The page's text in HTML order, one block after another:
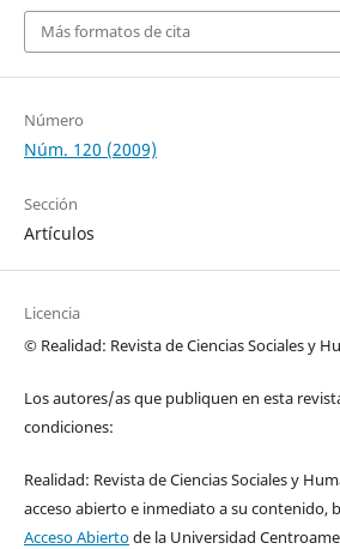
Más formatos de cita
Número
Núm. 120 (2009)
Sección
Artículos
Licencia
© Realidad: Revista de Ciencias Sociales y
Los autores/as que publiquen en esta
condiciones:
Realidad: Revista de Ciencias Sociales y
acceso abierto e inmediato a su contenido,
Acceso Abiertode la Universidad